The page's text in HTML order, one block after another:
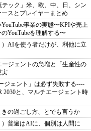
ック」米、欧、中、日、シン
スとプレイヤーまとめ
事業の実態〜KPIや売上
YouTubeを理解する〜
AIを使う者だけが、利他に立
ジェントの急増と「生産性の
実
ジェント」は必ず失敗する----
2030と、マルチエージェント時
の過ごし方、とでも言うか
普遍はAIに、個別は人間に